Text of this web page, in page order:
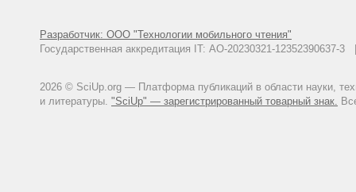
Разработчик: ООО "Технологии мобильного чтения"
Государственная аккредитация IT: АО-20230321-
2026 © SciUp.org — Платформа публикаций в области науки,
и литературы. "SciUp" — зарегистрированный товарный знак.